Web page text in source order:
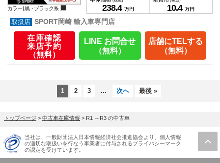
カラー |黒・ブラック系 238.4 万円 10.4 万円
SPORT岡崎 輸入車専門店
在庫確認
来店予約
（無料）
LINE お問合せ
（無料）
店舗にTELする
（無料）
1 2 3 ... 次へ 最後 »
トップページ > 中古車在庫情報 > R1 ～R3 の中古車
当社は、一般財団法人日本情報経済社会推進協会より、個人情報
の適切な取扱いを行なう事業者に付与されるプライバシーマーク
の認定を受けています。